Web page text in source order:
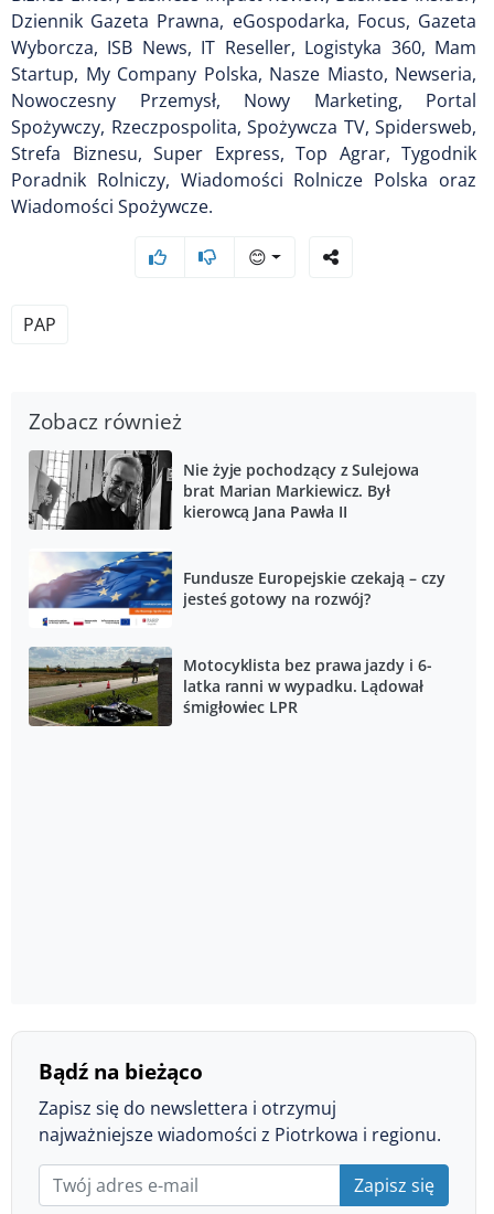
Dziennik Gazeta Prawna, eGospodarka, Focus, Gazeta
Wyborcza, ISB News, IT Reseller, Logistyka 360, Mam
Startup, My Company Polska, Nasze Miasto, Newseria,
Nowoczesny Przemysł, Nowy Marketing, Portal
Spożywczy, Rzeczpospolita, Spożywcza TV, Spidersweb,
Strefa Biznesu, Super Express, Top Agrar, Tygodnik
Poradnik Rolniczy, Wiadomości Rolnicze Polska oraz
Wiadomości Spożywcze.
😊
PAP
Zobacz również
Nie żyje pochodzący z Sulejowa
brat Marian Markiewicz. Był
kierowcą Jana Pawła II
Fundusze Europejskie czekają – czy
jesteś gotowy na rozwój?
Motocyklista bez prawa jazdy i 6-
latka ranni w wypadku. Lądował
śmigłowiec LPR
Bądź na bieżąco
Zapisz się do newslettera i otrzymuj
najważniejsze wiadomości z Piotrkowa i regionu.
Zapisz się